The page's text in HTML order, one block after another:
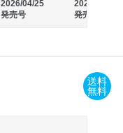
2026/04/25
発売号
2026/03/25
発売号
送料
無料